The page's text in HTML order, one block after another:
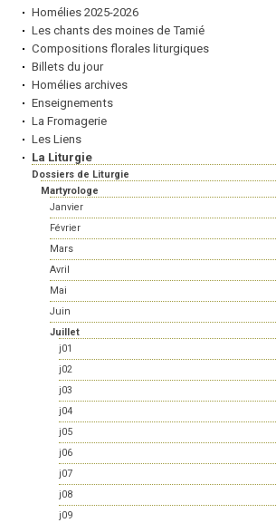
Homélies 2025-2026
Les chants des moines de Tamié
Compositions florales liturgiques
Billets du jour
Homélies archives
Enseignements
La Fromagerie
Les Liens
La Liturgie
Dossiers de Liturgie
Martyrologe
Janvier
Février
Mars
Avril
Mai
Juin
Juillet
j01
j02
j03
j04
j05
j06
j07
j08
j09